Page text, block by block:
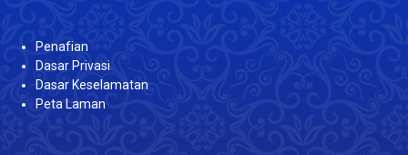
Penafian
Dasar Privasi
Dasar Keselamatan
Peta Laman